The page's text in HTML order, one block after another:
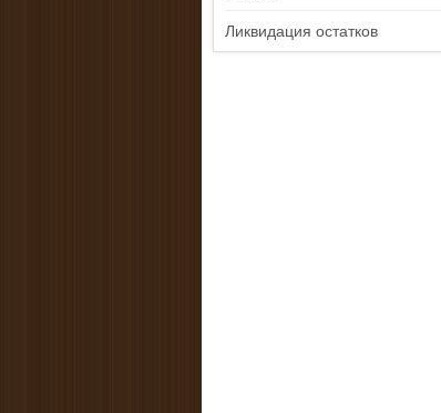
Ликвидация остатков